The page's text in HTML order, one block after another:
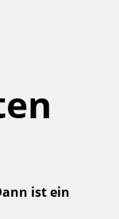
ist ein